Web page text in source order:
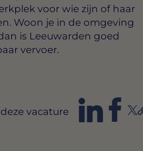
voor wie zijn of haar
Woon je in de omgeving
is Leeuwarden goed
vervoer.
vacature